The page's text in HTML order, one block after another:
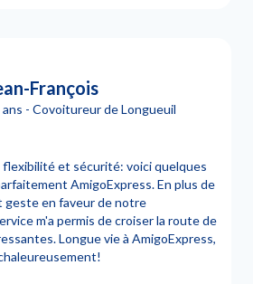
François
ans - Covoitureur de Longueuil
et sécurité: voici quelques
AmigoExpress. En plus de
geste en faveur de notre
m'a permis de croiser la route de
Longue vie à AmigoExpress,